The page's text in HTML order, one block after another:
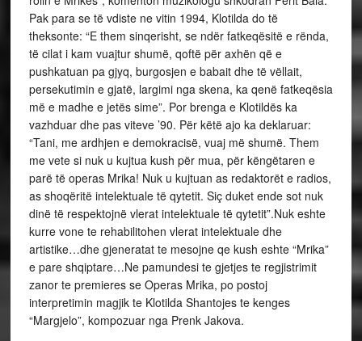
Pak para se të vdiste ne vitin 1994, Klotilda do të
theksonte: “E them sinqerisht, se ndër fatkeqësitë e rënda,
të cilat i kam vuajtur shumë, qoftë për axhën që e
pushkatuan pa gjyq, burgosjen e babait dhe të vëllait,
persekutimin e gjatë, largimi nga skena, ka qenë fatkeqësia
më e madhe e jetës sime”. Por brenga e Klotildës ka
vazhduar dhe pas viteve ’90. Për këtë ajo ka deklaruar:
“Tani, me ardhjen e demokracisë, vuaj më shumë. Them
me vete si nuk u kujtua kush për mua, për këngëtaren e
parë të operas Mrika! Nuk u kujtuan as redaktorët e radios,
as shoqëritë intelektuale të qytetit. Siç duket ende sot nuk
dinë të respektojnë vlerat intelektuale të qytetit”.Nuk eshte
kurre vone te rehabilitohen vlerat intelektuale dhe
artistike…dhe gjeneratat te mesojne qe kush eshte “Mrika”
e pare shqiptare…Ne pamundesi te gjetjes te regjistrimit
zanor te premieres se Operas Mrika, po postoj
interpretimin magjik te Klotilda Shantojes te kenges
“Margjelo”, kompozuar nga Prenk Jakova.